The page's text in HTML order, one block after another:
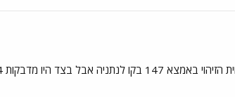
404 זה קשור ל404 שלנו מהפורום